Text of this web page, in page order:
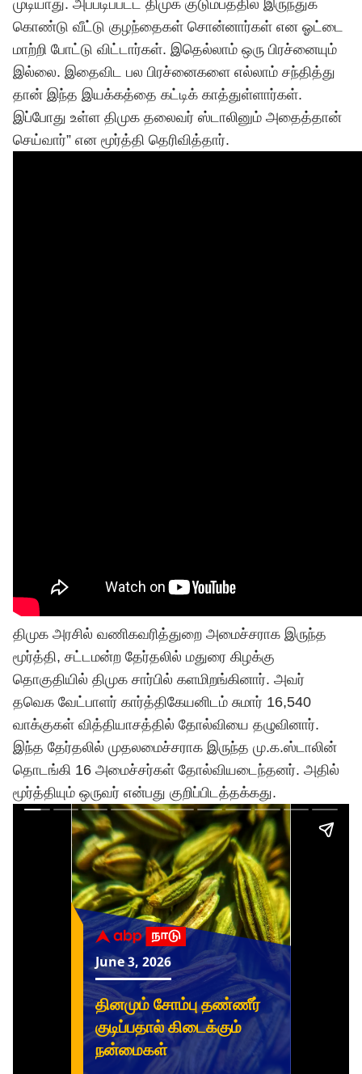
முடியாது. அப்படிப்பட்ட திமுக குடும்பத்தில் இருந்துக்
கொண்டு வீட்டு குழந்தைகள் சொன்னார்கள் என ஓட்டை
மாற்றி போட்டு விட்டார்கள். இதெல்லாம் ஒரு பிரச்னையும்
இல்லை. இதைவிட பல பிரச்னைகளை எல்லாம் சந்தித்து
தான் இந்த இயக்கத்தை கட்டிக் காத்துள்ளார்கள்.
இப்போது உள்ள திமுக தலைவர் ஸ்டாலினும் அதைத்தான்
செய்வார்” என மூர்த்தி தெரிவித்தார்.
திமுக அரசில் வணிகவரித்துறை அமைச்சராக இருந்த
மூர்த்தி, சட்டமன்ற தேர்தலில் மதுரை கிழக்கு
தொகுதியில் திமுக சார்பில் களமிறங்கினார். அவர்
தவெக வேட்பாளர் கார்த்திகேயனிடம் சுமார் 16,540
வாக்குகள் வித்தியாசத்தில் தோல்வியை தழுவினார்.
இந்த தேர்தலில் முதலமைச்சராக இருந்த மு.க.ஸ்டாலின்
தொடங்கி 16 அமைச்சர்கள் தோல்வியடைந்தனர். அதில்
மூர்த்தியும் ஒருவர் என்பது குறிப்பிடத்தக்கது.